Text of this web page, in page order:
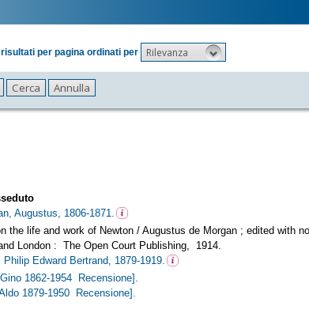
risultati per pagina ordinati per Rilevanza